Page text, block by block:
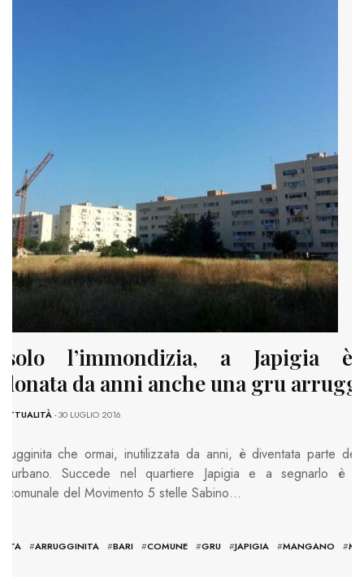
l’immondizia, a Japigia è
da anni anche una gru
ATTUALITÀ- 30 LUGLIO 2016
che ormai, inutilizzata da anni, è diventata parte del
urbano. Succede nel quartiere Japigia e a segnarlo è il
comunale del Movimento 5 stelle Sabino…
#ARRUGGINITA #BARI #COMUNE #GRU #JAPIGIA #MANGANO #